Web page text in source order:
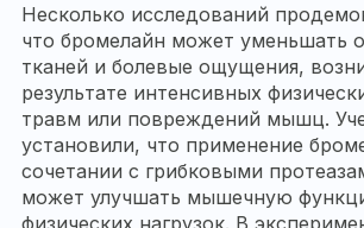
Несколько исследований
что бромелайн может уменьшать
тканей и болевые ощущения,
результате интенсивных
травм или повреждений мышц.
установили, что применение
сочетании с грибковыми
может улучшать мышечную
физических нагрузок. В